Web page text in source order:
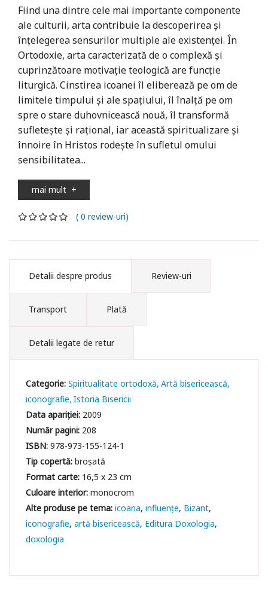
Fiind una dintre cele mai importante componente
ale culturii, arta contribuie la descoperirea şi
înţelegerea sensurilor multiple ale existenţei. În
Ortodoxie, arta caracterizată de o complexă şi
cuprinzătoare motivaţie teologică are funcţie
liturgică. Cinstirea icoanei îl eliberează pe om de
limitele timpului şi ale spaţiului, îl înalţă pe om
spre o stare duhovnicească nouă, îl transformă
sufleteşte şi raţional, iar această spiritualizare şi
înnoire în Hristos rodeşte în sufletul omului
sensibilitatea...
mai mult +
( 0 review-uri)
Detalii despre produs Review-uri
Transport Plată
Detalii legate de retur
Categorie:Spiritualitate ortodoxă Artă bisericească,
iconografie Istoria Bisericii
Data apariției: 2009
Număr pagini: 208
ISBN:978-973-155-124-1
Tip copertă:broșată
Format carte: 16,5 x 23 cm
Culoare interior:monocrom
icoana influențe Bizant
iconografie artă bisericească Editura Doxologia
doxologia